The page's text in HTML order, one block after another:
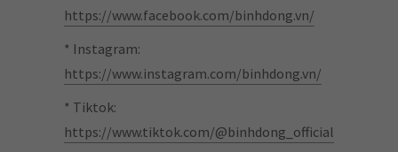
https://www.facebook.com/binhdong.vn/
* Instagram:
https://www.instagram.com/binhdong.vn/
* Tiktok:
https://www.tiktok.com/@binhdong_official